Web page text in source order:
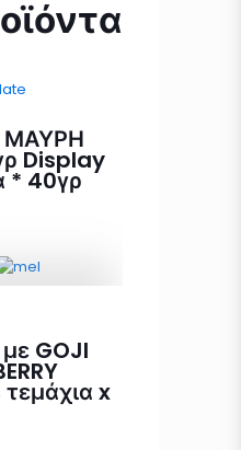
ΜΑΥΡΗ
Display
* 40γρ
*
GOJI
x